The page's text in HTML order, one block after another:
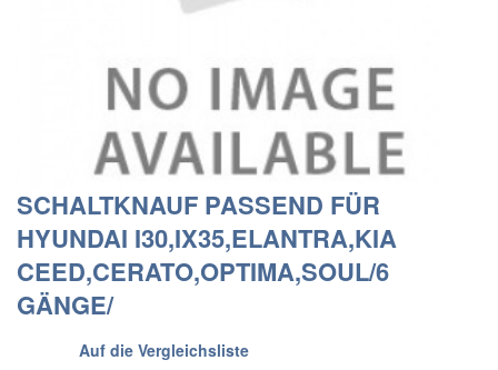
SCHALTKNAUF PASSEND FÜR
HYUNDAI I30,IX35,ELANTRA,KIA
CEED,CERATO,OPTIMA,SOUL/6
GÄNGE/
Auf die Vergleichsliste